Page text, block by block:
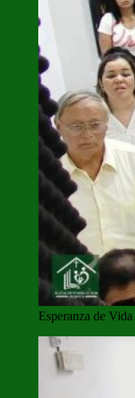
Esperanza de